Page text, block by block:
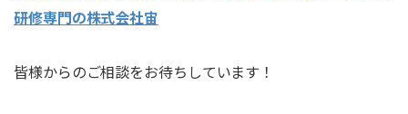
研修専門の株式会社宙
皆様からのご相談をお待ちしています！